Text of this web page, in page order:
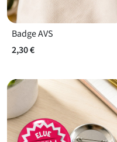
Badge AVS
2,30 €